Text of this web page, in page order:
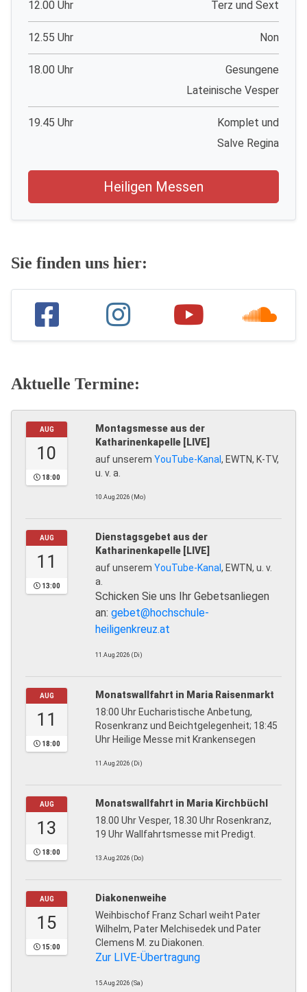
12.00 Uhr Terz und Sext
12.55 Uhr Non
18.00 Uhr
Gesungene
Lateinische Vesper
19.45 Uhr
Komplet und
Salve Regina
Heiligen Messen
Sie finden uns hier:
Aktuelle Termine:
AUG
10
18:00
Montagsmesse aus der
Katharinenkapelle [LIVE]
auf unserem YouTube-Kanal, EWTN, K-TV,
u. v. a.
10.Aug.2026 (Mo)
AUG
11
13:00
Dienstagsgebet aus der
Katharinenkapelle [LIVE]
auf unserem YouTube-Kanal, EWTN, u. v.
a.
Schicken Sie uns Ihr Gebetsanliegen
an: gebet@hochschule-
heiligenkreuz.at
11.Aug.2026 (Di)
AUG
11
18:00
Monatswallfahrt in Maria Raisenmarkt
18:00 Uhr Eucharistische Anbetung,
Rosenkranz und Beichtgelegenheit; 18:45
Uhr Heilige Messe mit Krankensegen
11.Aug.2026 (Di)
AUG
13
18:00
Monatswallfahrt in Maria Kirchbüchl
18.00 Uhr Vesper, 18.30 Uhr Rosenkranz,
19 Uhr Wallfahrtsmesse mit Predigt.
13.Aug.2026 (Do)
AUG
15
15:00
Diakonenweihe
Weihbischof Franz Scharl weiht Pater
Wilhelm, Pater Melchisedek und Pater
Clemens M. zu Diakonen.
Zur LIVE-Übertragung
15.Aug.2026 (Sa)